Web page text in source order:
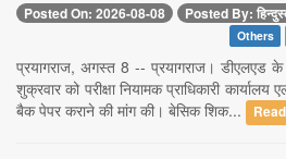
Posted On: 2026-08-08 Posted By:
Others
प्रयागराज, अगस्त 8 -- प्रयागराज। डीएलएड
शुक्रवार को परीक्षा नियामक प्राधिकारी
बैक पेपर कराने की मांग की। बेसिक शिक...